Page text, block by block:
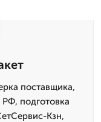
поставщика,
РФ, подготовка
Кзн,